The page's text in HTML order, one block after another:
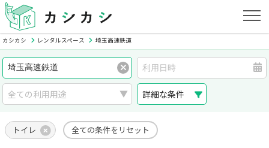
カシカシ レンタルスペース 埼玉高速鉄道
詳細な条件
トイレ 全ての条件をリセット